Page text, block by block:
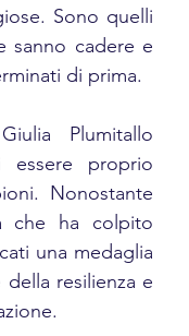
Sono quelli
sanno cadere e
di prima.
Plumitallo
essere proprio
Nonostante
che ha colpito
una medaglia
resilienza e